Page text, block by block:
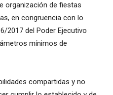
organización de fiestas
en congruencia con lo
2017 del Poder Ejecutivo
mínimos de
compartidas y no